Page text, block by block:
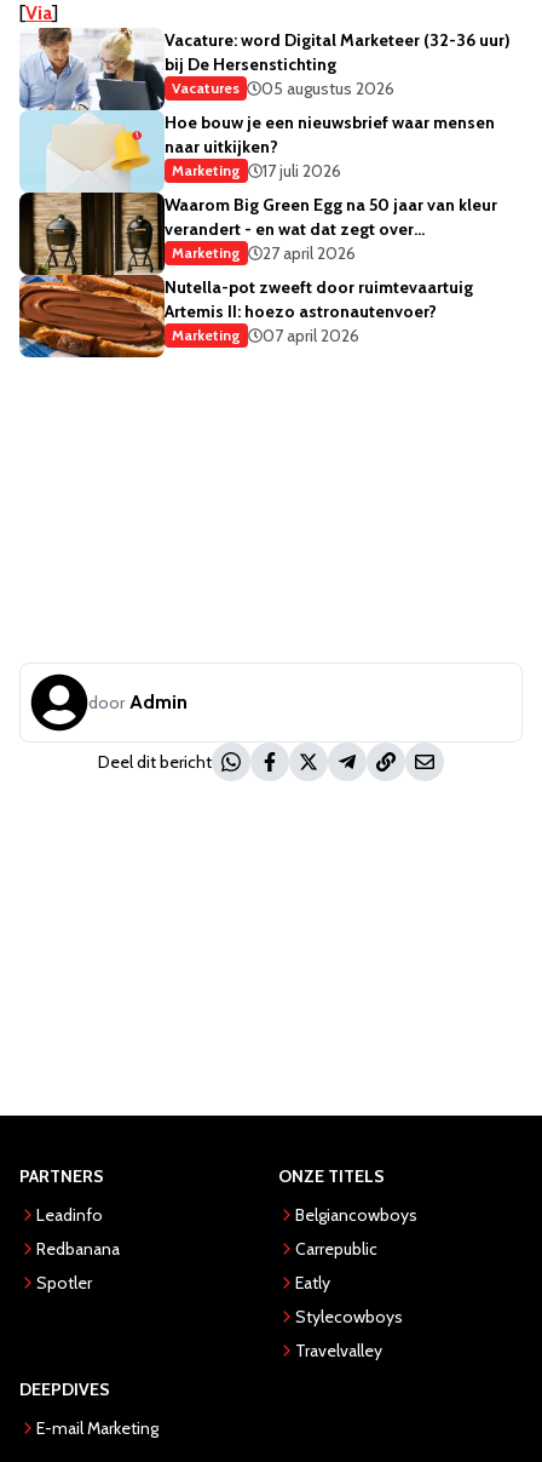
[Via]
Vacature: word Digital Marketeer (32-36 uur)
bij De Hersenstichting
Vacatures
05 augustus 2026
Hoe bouw je een nieuwsbrief waar mensen
naar uitkijken?
Marketing
17 juli 2026
Waarom Big Green Egg na 50 jaar van kleur
verandert - en wat dat zegt over
merkstrategie
Marketing
27 april 2026
Nutella-pot zweeft door ruimtevaartuig
Artemis II: hoezo astronautenvoer?
Marketing 07 april 2026
door Admin
Deel dit bericht
PARTNERS
Leadinfo
Redbanana
Spotler
ONZE TITELS
Belgiancowboys
Carrepublic
Eatly
Stylecowboys
Travelvalley
DEEPDIVES
E-mail Marketing